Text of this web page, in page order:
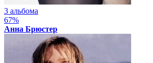
3 альбома
67%
Анна Брюстер